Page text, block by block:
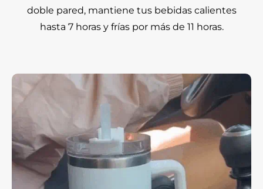
doble pared, mantiene tus bebidas calientes
hasta 7 horas y frías por más de 11 horas.